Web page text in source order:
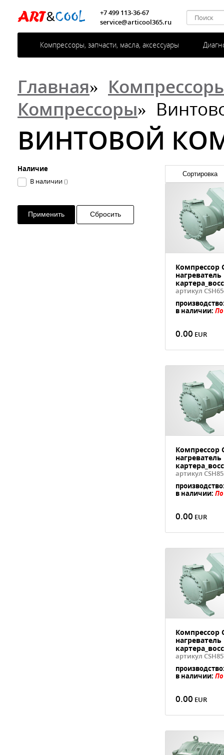
Компрессоры, запчасти, масла, аксессуары
+7 499 113-36-67
service@articool365.ru
Главная»
Компрессоры»
ВИНТОВОЙ
Наличие
В наличии()
Применить Сбросить
Компрессор
нагреватель
артикул
в наличии:
0.00
Компрессор
нагреватель
артикул
в наличии:
0.00
Компрессор
нагреватель
артикул
в наличии:
0.00